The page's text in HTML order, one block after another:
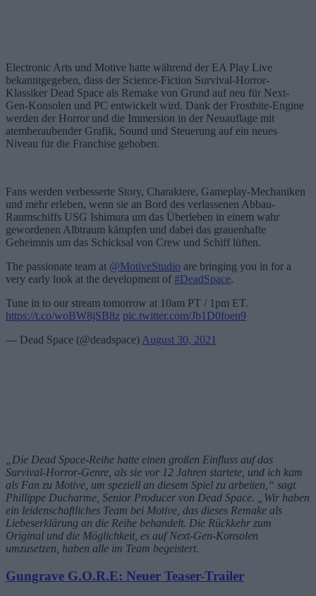
Electronic Arts und Motive hatte während der EA Play Live
bekanntgegeben, dass der Science-Fiction Survival-Horror-
Klassiker Dead Space als Remake von Grund auf neu für Next-
Gen-Konsolen und PC entwickelt wird. Dank der Frostbite-Engine
werden der Horror und die Immersion in der Neuauflage mit
atemberaubender Grafik, Sound und Steuerung auf ein neues
Niveau für die Franchise gehoben.
Fans werden verbesserte Story, Charaktere, Gameplay-Mechaniken
und mehr erleben, wenn sie an Bord des verlassenen Abbau-
Raumschiffs USG Ishimura um das Überleben in einem wahr
gewordenen Albtraum kämpfen und dabei das grauenhafte
Geheimnis um das Schicksal von Crew und Schiff lüften.
The passionate team at @MotiveStudio are bringing you in for a
very early look at the development of #DeadSpace.
Tune in to our stream tomorrow at 10am PT / 1pm ET.
https://t.co/woBW8jSB8z pic.twitter.com/Jb1D0foen9
— Dead Space (@deadspace) August 30, 2021
„Die Dead Space-Reihe hatte einen großen Einfluss auf das
Survival-Horror-Genre, als sie vor 12 Jahren startete, und ich kam
als Fan zu Motive, um speziell an diesem Spiel zu arbeiten,“ sagt
Phillippe Ducharme, Senior Producer von Dead Space. „Wir haben
ein leidenschaftliches Team bei Motive, das dieses Remake als
Liebeserklärung an die Reihe behandelt. Die Rückkehr zum
Original und die Möglichkeit, es auf Next-Gen-Konsolen
umzusetzen, haben alle im Team begeistert.
Gungrave G.O.R.E: Neuer Teaser-Trailer